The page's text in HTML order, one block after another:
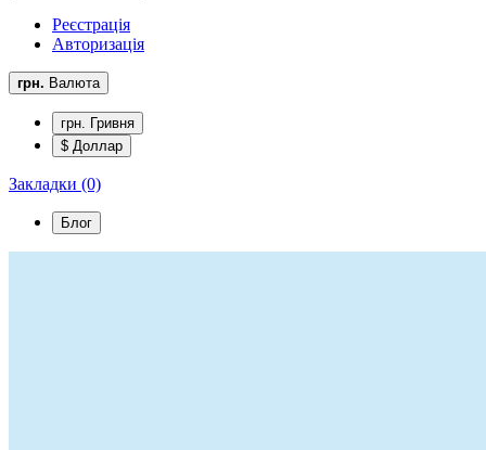
Реєстрація
Авторизація
грн. Валюта
грн. Гривня
$ Доллар
Закладки (0)
Блог